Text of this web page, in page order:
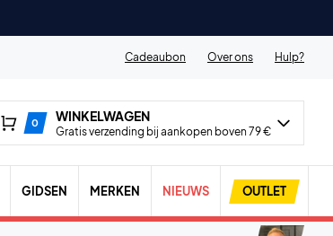
Cadeaubon Over ons Hulp?
0 WINKELWAGEN
Gratis verzending bij aankopen boven 79 €
GIDSEN MERKEN NIEUWS OUTLET